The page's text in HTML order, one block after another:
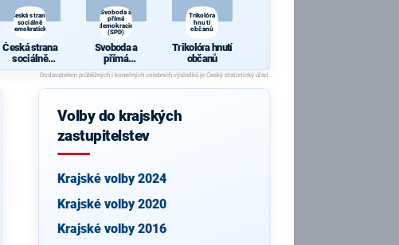
Česká strana
sociálně
demokratická
Česká strana
sociálně
demokratická
Svoboda a
přímá
demokracie
(SPD)
Svoboda a
přímá
demokracie
(SPD)
Trikolóra
hnutí
občanů
Trikolóra hnutí
občanů
Volby do krajských
zastupitelstev
Krajské volby 2024
Krajské volby 2020
Krajské volby 2016